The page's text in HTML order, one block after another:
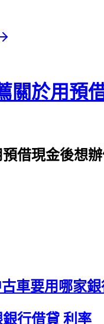
關於用預
借現金後想
車要用哪家
行借貸 利率